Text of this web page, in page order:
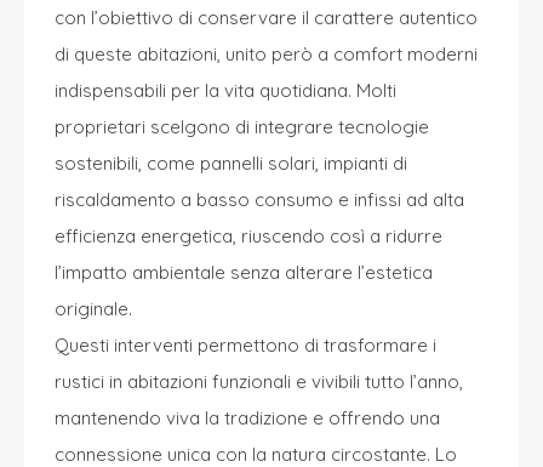
con l’obiettivo di conservare il carattere autentico
di queste abitazioni, unito però a comfort moderni
indispensabili per la vita quotidiana. Molti
proprietari scelgono di integrare tecnologie
sostenibili, come pannelli solari, impianti di
riscaldamento a basso consumo e infissi ad alta
efficienza energetica, riuscendo così a ridurre
l’impatto ambientale senza alterare l’estetica
originale.
Questi interventi permettono di trasformare i
rustici in abitazioni funzionali e vivibili tutto l’anno,
mantenendo viva la tradizione e offrendo una
connessione unica con la natura circostante. Lo